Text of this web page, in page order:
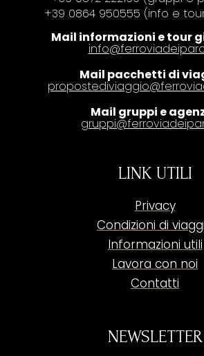
+39 0864 950555 (info e
Mail informazioni e tour
Mail pacchetti di
Mail gruppi e
LINK UTILI
Privacy
Condizioni di
Informazioni utili
Lavora con noi
Contatti
NEWSLETTER